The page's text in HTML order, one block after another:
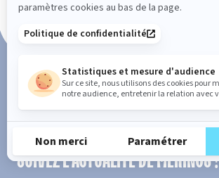
SUIVEZ L'ACTUALITÉ DE MERINOS !